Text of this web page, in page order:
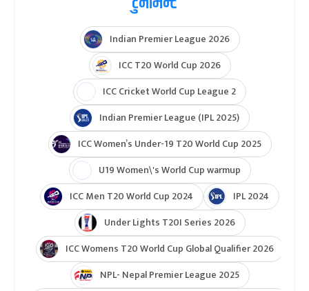
काभा नेसन्स लिग
युवा तथा खेलकुद मन्त्रालय
राष्ट्रिय खेलकुद परिषद्
टुर्नामेन्ट
Indian Premier League 2026